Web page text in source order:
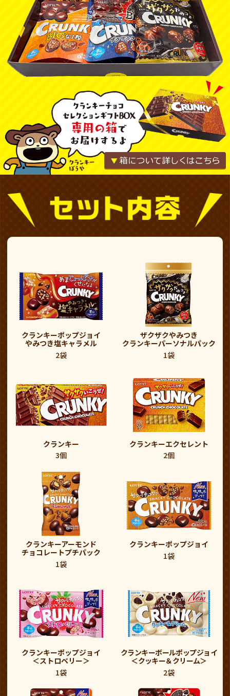
クランキーポップジョイ
やみつき塩キャラメル
2袋
ザクザクやみつき
クランキーパーソナルパック
1袋
クランキー
3個
クランキーエクセレント
2個
クランキーアーモンド
チョコレートプチパック
1袋
クランキーポップジョイ
1袋
クランキーポップジョイ
＜ストロベリー＞
1袋
クランキーボールポップジョイ
＜クッキー＆クリーム＞
2袋